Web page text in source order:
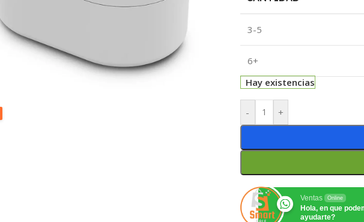
3-5
6+
Hay existencias
- +
Ventas Online
Hola, en que
ayudarte?